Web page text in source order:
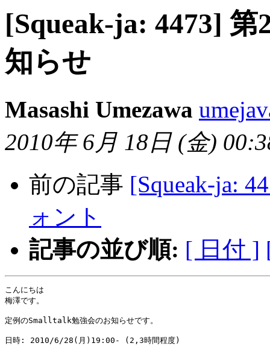
[Squeak-ja: 4473]
知らせ
Masashi Umezawa
2010年 6月 18日 (金)
前の記事 [Squeak-ja:
ォント
記事の並び順: [ 日付 ]
こんにちは
梅澤です。
定例のSmalltalk勉強会のお知らせです。
日時: 2010/6/28(月)19:00- (2,3時間程度)